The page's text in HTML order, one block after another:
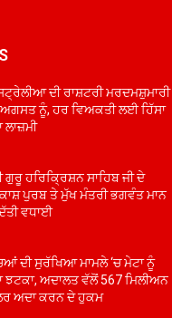
ਦੀ ਰਾਸ਼ਟਰੀ ਮਰਦਮਸ਼ੁਮਾਰੀ
ਨੂੰ, ਹਰ ਵਿਅਕਤੀ ਲਈ ਹਿੱਸਾ
ਲਾਜ਼ਮੀ
ਗੁਰੂ ਹਰਿਕ੍ਰਿਸ਼ਨ ਸਾਹਿਬ ਜੀ ਦੇ
ਪੁਰਬ ਤੇ ਮੁੱਖ ਮੰਤਰੀ ਭਗਵੰਤ ਮਾਨ
ਵਧਾਈ
ਦੀ ਸੁਰੱਖਿਆ ਮਾਮਲੇ ‘ਚ ਮੇਟਾ ਨੂੰ
ਝਟਕਾ, ਅਦਾਲਤ ਵੱਲੋਂ 567 ਮਿਲੀਅਨ
ਅਦਾ ਕਰਨ ਦੇ ਹੁਕਮ